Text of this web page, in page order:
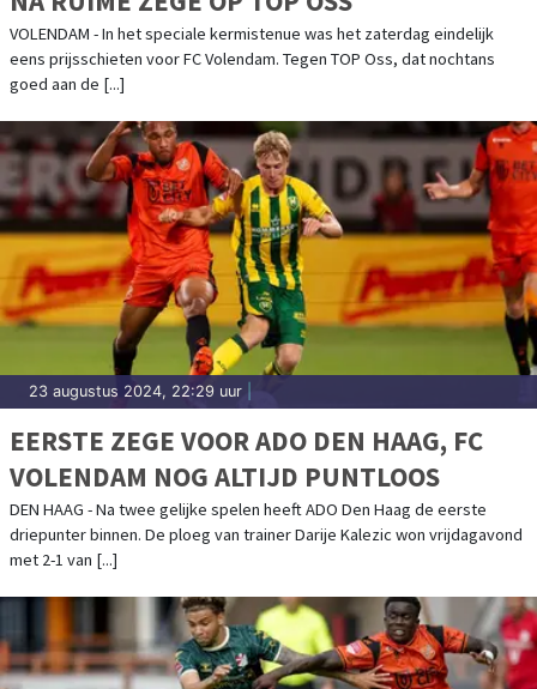
VOLENDAM - In het speciale kermistenue was het zaterdag eindelijk
eens prijsschieten voor FC Volendam. Tegen TOP Oss, dat nochtans
goed aan de [...]
23 augustus 2024, 22:29 uur
EERSTE ZEGE VOOR ADO DEN HAAG, FC
VOLENDAM NOG ALTIJD PUNTLOOS
DEN HAAG - Na twee gelijke spelen heeft ADO Den Haag de eerste
driepunter binnen. De ploeg van trainer Darije Kalezic won vrijdagavond
met 2-1 van [...]